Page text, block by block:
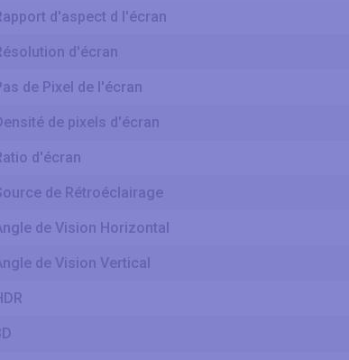
d'aspect d l'écran
d'écran
de Pixel de l'écran
de pixels d'écran
d'écran
de Rétroéclairage
de Vision Horizontal
de Vision Vertical